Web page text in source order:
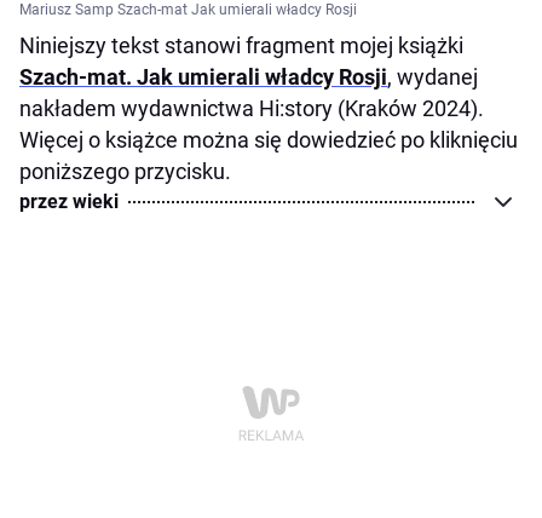
Mariusz Samp Szach-mat Jak umierali władcy Rosji
Niniejszy tekst stanowi fragment mojej książki
Szach-mat. Jak umierali władcy Rosji, wydanej
nakładem wydawnictwa Hi:story (Kraków 2024).
Więcej o książce można się dowiedzieć po kliknięciu
poniższego przycisku.
przez wieki